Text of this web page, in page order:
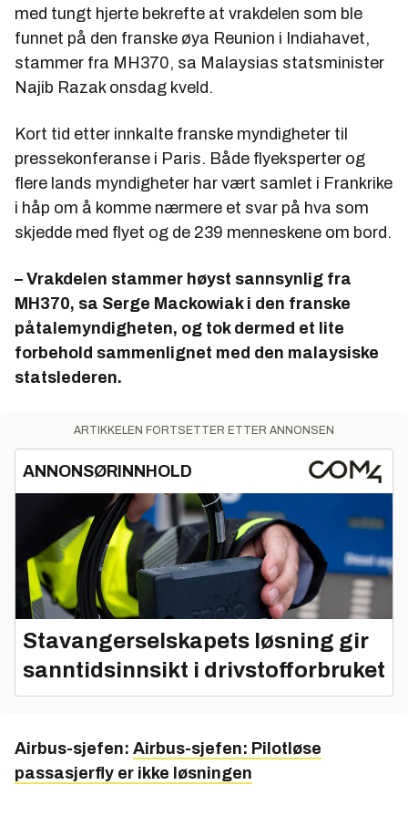
med tungt hjerte bekrefte at vrakdelen som ble
funnet på den franske øya Reunion i Indiahavet,
stammer fra MH370, sa Malaysias statsminister
Najib Razak onsdag kveld.
Kort tid etter innkalte franske myndigheter til
pressekonferanse i Paris. Både flyeksperter og
flere lands myndigheter har vært samlet i Frankrike
i håp om å komme nærmere et svar på hva som
skjedde med flyet og de 239 menneskene om bord.
– Vrakdelen stammer høyst sannsynlig fra
MH370, sa Serge Mackowiak i den franske
påtalemyndigheten, og tok dermed et lite
forbehold sammenlignet med den malaysiske
statslederen.
ARTIKKELEN FORTSETTER ETTER ANNONSEN
ANNONSØRINNHOLD
Stavangerselskapets løsning gir
sanntidsinnsikt i drivstofforbruket
Airbus-sjefen: Airbus-sjefen: Pilotløse
passasjerfly er ikke løsningen